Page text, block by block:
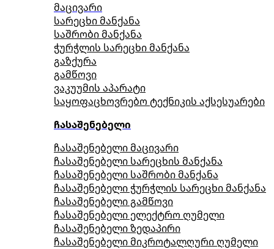
მაცივარი
სარეცხი მანქანა
საშრობი მანქანა
ჭურჭლის სარეცხი მანქანა
გაზქურა
გამწოვი
ვაკუუმის აპარატი
საყოფაცხოვრებო ტექნიკის აქსესუარები
ჩასაშენებელი
ჩასაშენებელი მაცივარი
ჩასაშენებელი სარეცხის მანქანა
ჩასაშენებელი საშრობი მანქანა
ჩასაშენებელი ჭურჭლის სარეცხი მანქანა
ჩასაშენებელი გამწოვი
ჩასაშენებელი ელექტრო ღუმელი
ჩასაშენებელი ზედაპირი
ჩასაშენებელი მიკროტალღური ღუმელი